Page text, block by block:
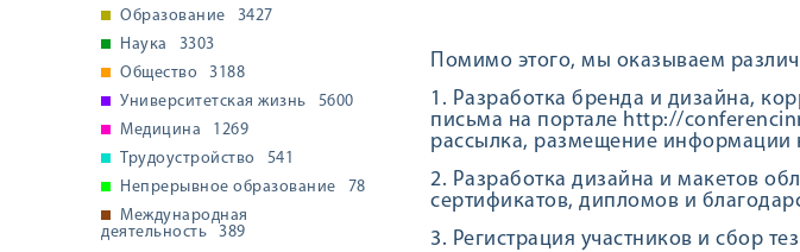
Образование
3427
Наука
3303
Общество
3188
Университетская жизнь
5600
Медицина
1269
Трудоустройство
541
Непрерывное образование
78
Международная
деятельность
389
Помимо этого, мы оказываем
1. Разработка бренда и дизайна,
письма на портале http://
рассылка, размещение информации
2. Разработка дизайна и макетов
сертификатов, дипломов и
3. Регистрация участников и сбор